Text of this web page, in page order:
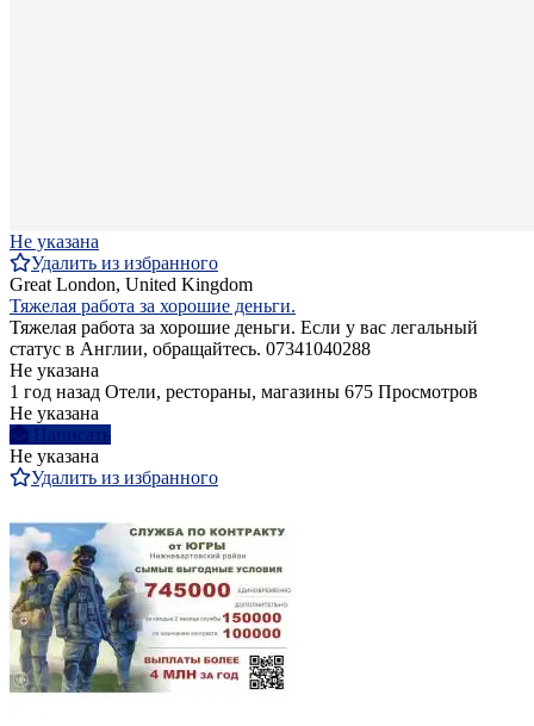
Не указана
Удалить из избранного
Great London, United Kingdom
Тяжелая работа за хорошие деньги.
Тяжелая работа за хорошие деньги. Если у вас легальный
статус в Англии, обращайтесь. 07341040288
Не указана
1 год назад Отели, рестораны, магазины 675 Просмотров
Не указана
Написать
Не указана
Удалить из избранного